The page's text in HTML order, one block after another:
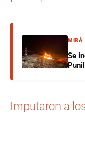
MIRÁ
Se
Imputaron a